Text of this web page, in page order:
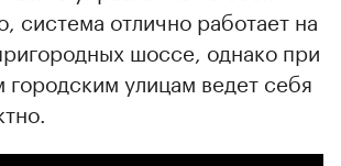
/ 00:00
система отлично работает на
шоссе, однако при
городским улицам ведет себя